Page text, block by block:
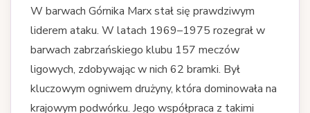
W barwach Górnika Marx stał się prawdziwym
liderem ataku. W latach 1969–1975 rozegrał w
barwach zabrzańskiego klubu 157 meczów
ligowych, zdobywając w nich 62 bramki. Był
kluczowym ogniwem drużyny, która dominowała na
krajowym podwórku. Jego współpraca z takimi